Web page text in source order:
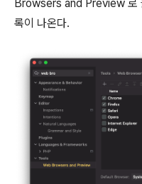
Browsers and Preview 로
록이 나온다.